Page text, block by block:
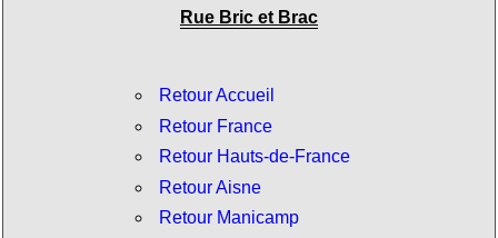
Rue Bric et Brac
Retour Accueil
Retour France
Retour Hauts-de-France
Retour Aisne
Retour Manicamp